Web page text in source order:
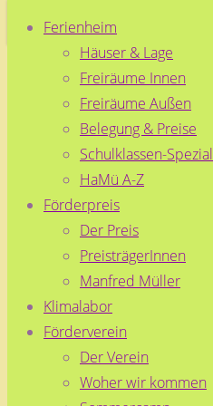
Ferienheim
Häuser & Lage
Freiräume Innen
Freiräume Außen
Belegung & Preise
Schulklassen-Spezial
HaMü A-Z
Förderpreis
Der Preis
PreisträgerInnen
Manfred Müller
Klimalabor
Förderverein
Der Verein
Woher wir kommen
Preisverleihung
2017
Originalgröße
Manfred-
Müller-Preis
Zurück
nach
oben
Facebook